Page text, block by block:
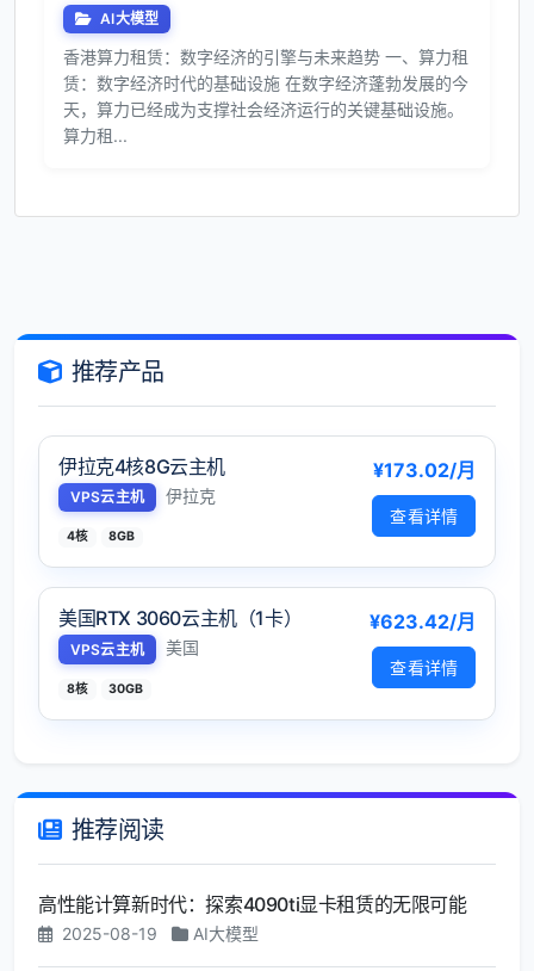
AI大模型
香港算力租赁：数字经济的引擎与未来趋势 一、算力租
赁：数字经济时代的基础设施 在数字经济蓬勃发展的今
天，算力已经成为支撑社会经济运行的关键基础设施。
算力租...
推荐产品
伊拉克4核8G云主机
VPS云主机 伊拉克
4核 8GB
¥173.02/月
查看详情
美国RTX 3060云主机（1卡）
VPS云主机 美国
8核 30GB
¥623.42/月
查看详情
推荐阅读
高性能计算新时代：探索4090ti显卡租赁的无限可能
2025-08-19 AI大模型